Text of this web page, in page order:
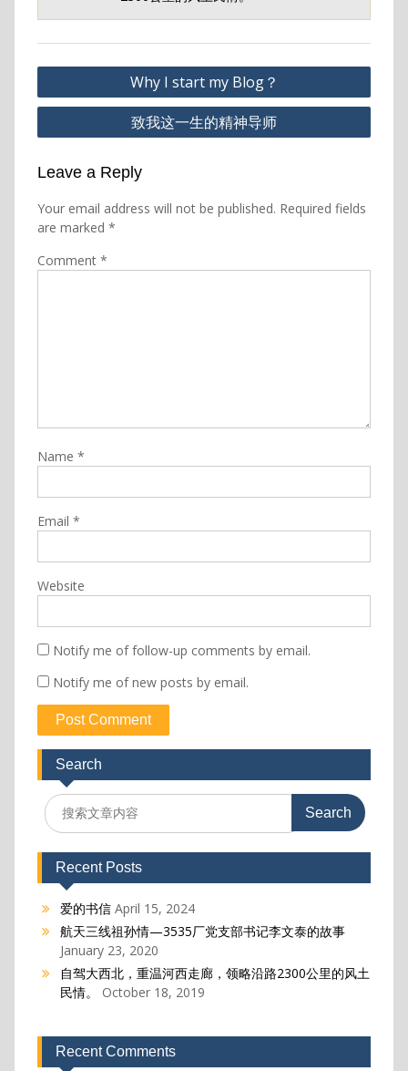
Post
navigation
Why I start my Blog？
致我这一生的精神导师
Leave a Reply
Your email address will not be published. Required fields
are marked *
Comment *
Name *
Email *
Website
Notify me of follow-up comments by email.
Notify me of new posts by email.
Search
Search
for:
Recent Posts
爱的书信 April 15, 2024
航天三线祖孙情—3535厂党支部书记李文泰的故事
January 23, 2020
自驾大西北，重温河西走廊，领略沿路2300公里的风土
民情。
October 18, 2019
Recent Comments